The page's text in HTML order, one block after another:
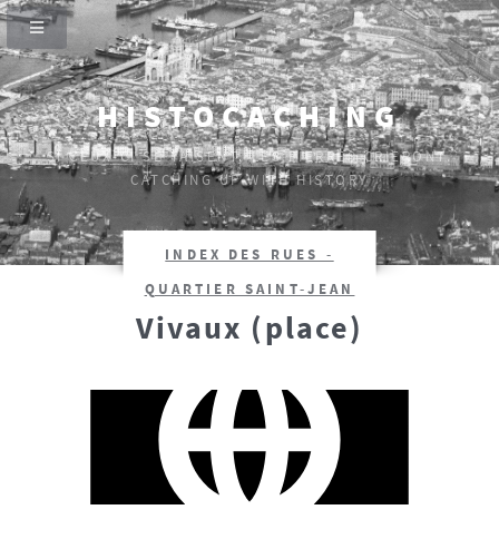
HISTOCACHING
SI CEUX-CI SE TAISENT, LES PIERRES CRIERONT.
CATCHING UP WITH HISTORY
INDEX DES RUES -
QUARTIER SAINT-JEAN
Vivaux (place)